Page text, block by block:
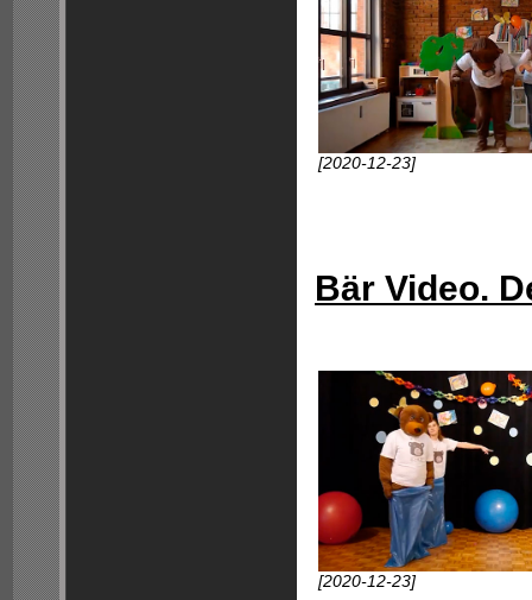
[2020-12-23]
Bär Video.
[2020-12-23]